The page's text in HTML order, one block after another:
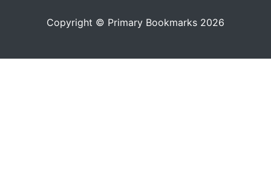
Copyright © Primary Bookmarks 2026